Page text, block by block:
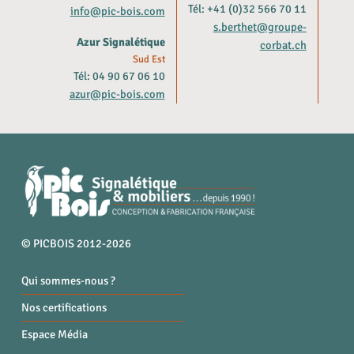
info@pic-bois.com
Azur Signalétique
Sud Est
Tél: 04 90 67 06 10
azur@pic-bois.com
Tél: +41 (0)32 566 70 11
s.berthet@groupe-
corbat.ch
© PICBOIS 2012-2026
Qui sommes-nous ?
Nos certifications
Espace Média